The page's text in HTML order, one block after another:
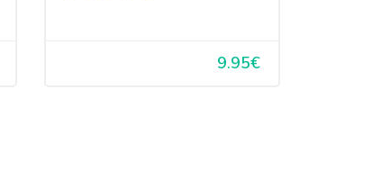
9.95€